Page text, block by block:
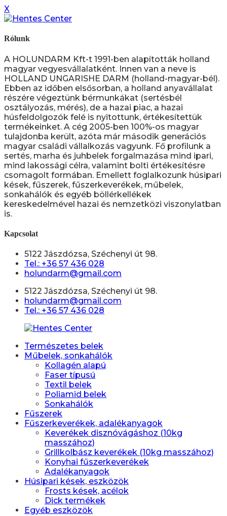
X
Rólunk
A HOLUNDARM Kft-t 1991-ben alapították holland
magyar vegyesvállalatként. Innen van a neve is
HOLLAND UNGARISHE DARM (holland-magyar-bél).
Ebben az időben elsősorban, a holland anyavállalat
részére végeztünk bérmunkákat (sertésbél
osztályozás, mérés), de a hazai piac, a hazai
húsfeldolgozók felé is nyitottunk, értékesítettük
termékeinket. A cég 2005-ben 100%-os magyar
tulajdonba került, azóta már második generációs
magyar családi vállalkozás vagyunk. Fő profilunk a
sertés, marha és juhbelek forgalmazása mind ipari,
mind lakossági célra, valamint bolti értékesítésre
csomagolt formában. Emellett foglalkozunk húsipari
kések, fűszerek, fűszerkeverékek, műbelek,
sonkahálók és egyéb böllérkellékek
kereskedelmével hazai és nemzetközi viszonylatban
is.
Kapcsolat
5122 Jászdózsa, Széchenyi út 98.
Tel.: +36 57 436 028
holundarm@gmail.com
5122 Jászdózsa, Széchenyi út 98.
holundarm@gmail.com
Tel.: +36 57 436 028
Természetes belek
Műbelek, sonkahálók
Kollagén alapú
Faser típusú
Textil belek
Poliamid belek
Sonkahálók
Fűszerek
Fűszerkeverékek, adalékanyagok
Keverékek disznóvágáshoz (10kg
masszához)
Grillkolbász keverékek (10kg masszához)
Konyhai fűszerkeverékek
Adalékanyagok
Húsipari kések, eszközök
Frosts kések, acélok
Dick termékek
Egyéb eszközök